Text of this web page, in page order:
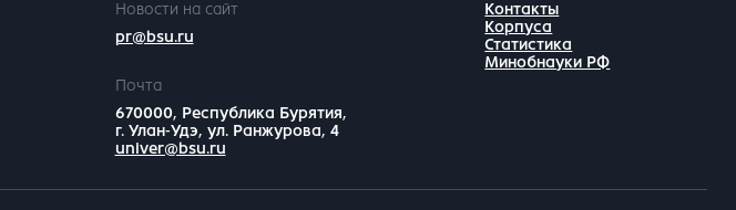
Новости на сайт
pr@bsu.ru
Почта
670000, Республика Бурятия,
г. Улан-Удэ, ул. Ранжурова, 4
univer@bsu.ru
Контакты
Корпуса
Статистика
Минобнауки РФ